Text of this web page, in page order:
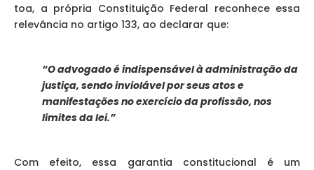
toa, a própria Constituição Federal reconhece essa
relevância no artigo 133, ao declarar que:
“O advogado é indispensável à administração da
justiça, sendo inviolável por seus atos e
manifestações no exercício da profissão, nos
limites da lei.”
Com efeito, essa garantia constitucional é um